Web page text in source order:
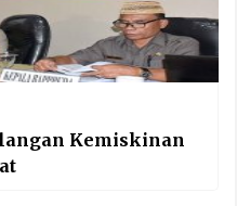
Kemiskinan